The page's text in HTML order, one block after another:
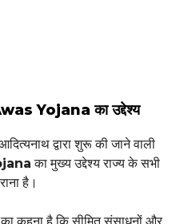
Yojana का उद्देश्य
द्वारा शुरू की जाने वाली
का मुख्य उद्देश्य राज्य के सभी
है।